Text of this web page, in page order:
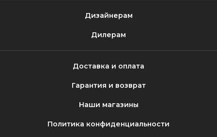
Дизайнерам
Дилерам
Доставка и оплата
Гарантия и возврат
Наши магазины
Политика конфиденциальности